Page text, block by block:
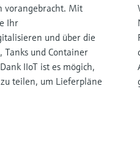
vorangebracht. Mit
Ihr
und über die
Tanks und Container
IIoT ist es mögich,
teilen, um Lieferpläne